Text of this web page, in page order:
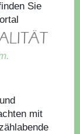
Sie
mit